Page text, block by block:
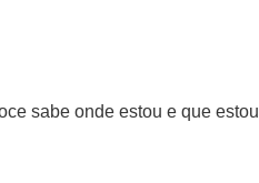
sabe onde estou e que estou